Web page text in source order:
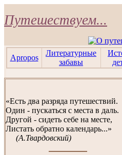
Путешествуем...
Apropos
Литературные
забавы
«Есть два разряда путешествий.
Один - пускаться с места в даль.
Другой - сидеть себе на месте,
Листать обратно календарь...»
(А.Твардовский)